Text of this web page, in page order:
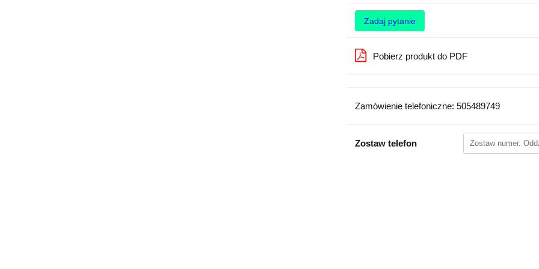
Zadaj pytanie
Pobierz produkt do PDF
Zamówienie telefoniczne: 505489749
Zostaw telefon